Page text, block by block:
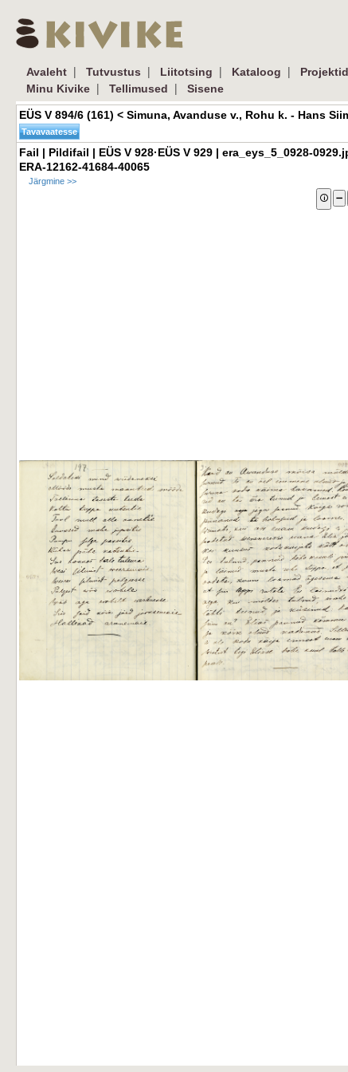
Avaleht | Tutvustus | Liitotsing | Kataloog | Projektid
Minu Kivike | Tellimused | Sisene
EÜS V 894/6 (161) < Simuna, Avanduse v., Rohu k. - Hans
Fail | Pildifail | EÜS V 928·EÜS V 929 | era_eys_5_0928-
ERA-12162-41684-40065
Järgmine >>